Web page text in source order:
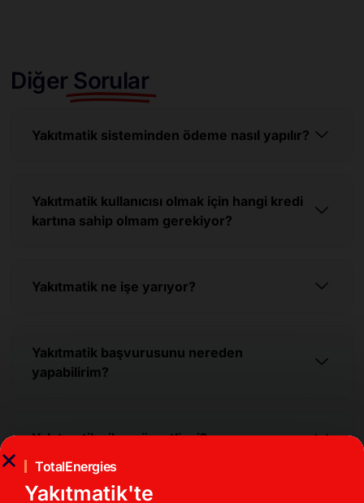
Diğer Sorular
Yakıtmatik sisteminden ödeme nasıl yapılır?
Yakıtmatik kullanıcısı olmak için hangi kredi
kartına sahip olmam gerekiyor?
Yakıtmatik ne işe yarıyor?
Yakıtmatik başvurusunu nereden
yapabilirim?
Yakıtmatik cihazı ücretli mi?
TotalEnergies
Yakıtmatik'te